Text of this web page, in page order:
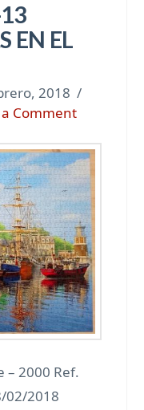
EN EL
2018
Comment
– 2000 Ref.
02/2018